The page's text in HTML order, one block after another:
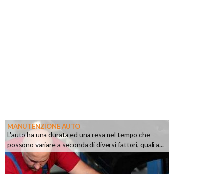
MANUTENZIONE AUTO
L'auto ha una durata ed una resa nel tempo che
possono variare a seconda di diversi fattori, quali a...